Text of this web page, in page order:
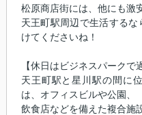
松原商店街には、他にも激
天王町駅周辺で生活する
けてくださいね！
【休日はビジネスパークで
天王町駅と星川駅の間に
は、オフィスビルや公園、
飲食店などを備えた複合施